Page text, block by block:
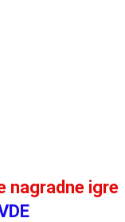
nagradne igre